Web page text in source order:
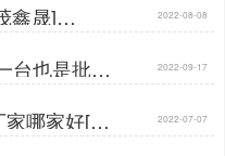
鑫晟]… 2022-08-08
台也是批发 2022-09-17
哪家好[隆 2022-07-07